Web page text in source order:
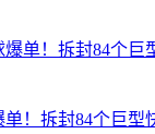
！拆封84个巨型